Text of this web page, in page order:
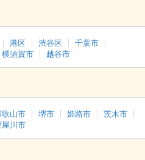
港区 渋谷区
千葉市
横須賀市 越谷市
歌山市 堺市 姫路市
茨木市
屋川市